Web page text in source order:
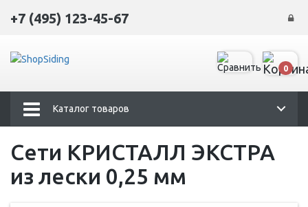
+7 (495) 123-45-67
0
Каталог товаров
Сети КРИСТАЛЛ ЭКСТРА
из лески 0,25 мм